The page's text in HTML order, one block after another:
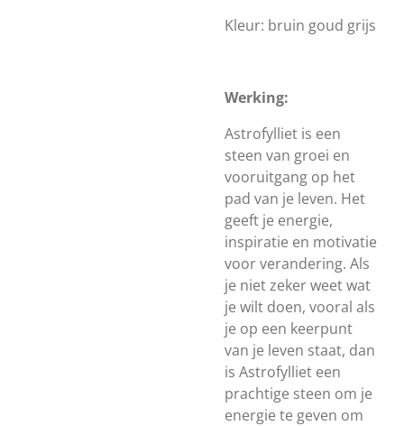
Kleur: bruin goud grijs
Werking:
Astrofylliet is een
steen van groei en
vooruitgang op het
pad van je leven. Het
geeft je energie,
inspiratie en motivatie
voor verandering. Als
je niet zeker weet wat
je wilt doen, vooral als
je op een keerpunt
van je leven staat, dan
is Astrofylliet een
prachtige steen om je
energie te geven om